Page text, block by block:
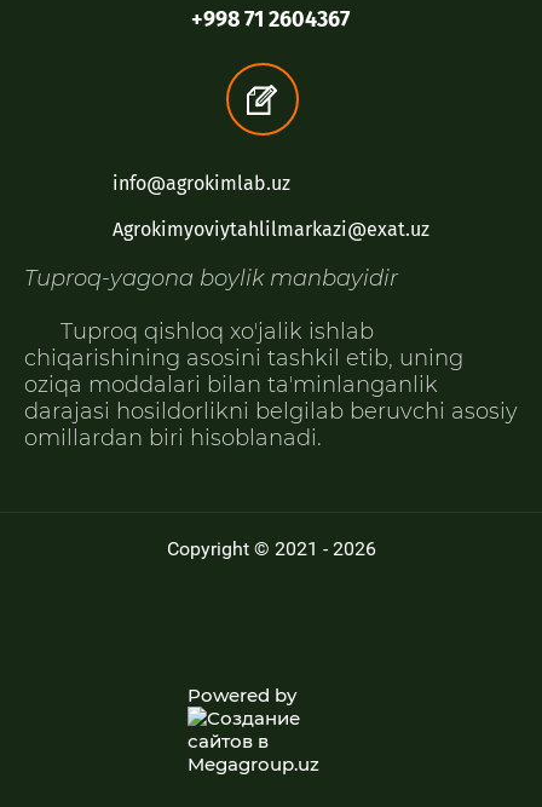
+998 71 2604367
info@agrokimlab.uz
Agrokimyoviytahlilmarkazi@exat.uz
Tuproq-yagona boylik manbayidir
Tuproq qishloq xoʼjalik ishlab
chiqarishining asosini tashkil etib, uning
oziqa moddalari bilan taʼminlanganlik
darajasi hosildorlikni belgilab beruvchi asosiy
omillardan biri hisoblanadi.
Copyright © 2021 - 2026
Powered by